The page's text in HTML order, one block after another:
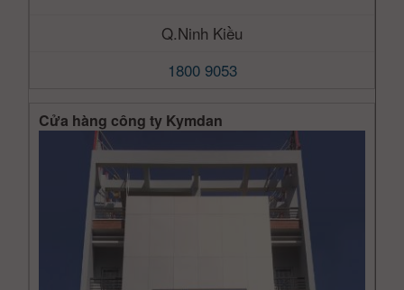
Q.Ninh Kiều
1800 9053
Cửa hàng công ty Kymdan